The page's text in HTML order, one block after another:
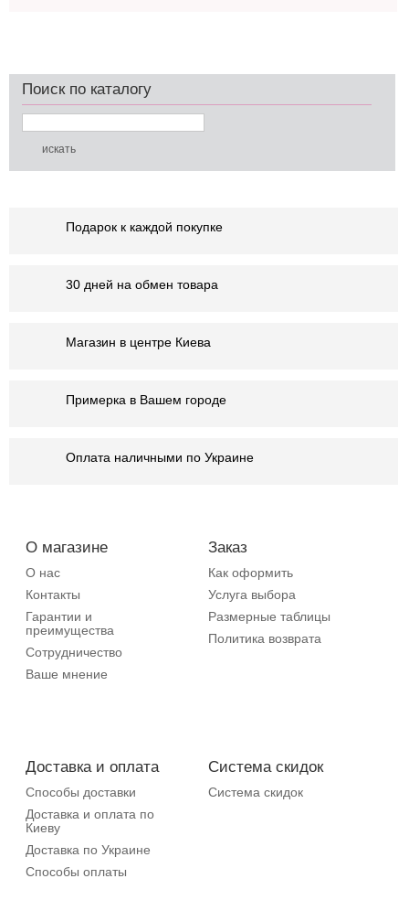
Поиск по каталогу
Подарок к каждой покупке
30 дней на обмен товара
Магазин в центре Киева
Примерка в Вашем городе
Оплата наличными по Украине
О магазине
О нас
Контакты
Гарантии и
преимущества
Сотрудничество
Ваше мнение
Заказ
Как оформить
Услуга выбора
Размерные таблицы
Политика возврата
Доставка и оплата
Способы доставки
Доставка и оплата по
Киеву
Доставка по Украине
Способы оплаты
Система скидок
Система скидок